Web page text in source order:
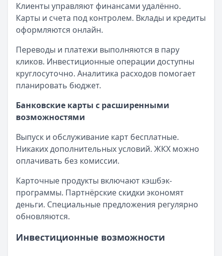
Клиенты управляют финансами удалённо.
Карты и счета под контролем. Вклады и кредиты
оформляются онлайн.
Переводы и платежи выполняются в пару
кликов. Инвестиционные операции доступны
круглосуточно. Аналитика расходов помогает
планировать бюджет.
Банковские карты с расширенными
возможностями
Выпуск и обслуживание карт бесплатные.
Никаких дополнительных условий. ЖКХ можно
оплачивать без комиссии.
Карточные продукты включают кэшбэк-
программы. Партнёрские скидки экономят
деньги. Специальные предложения регулярно
обновляются.
Инвестиционные возможности